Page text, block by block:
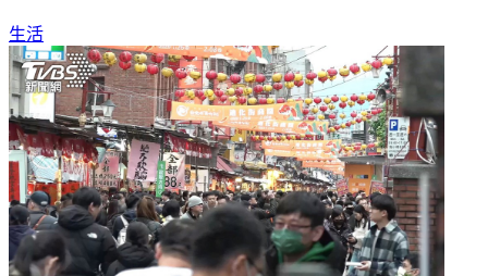
生活